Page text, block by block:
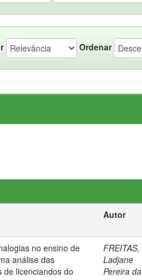
Ordenar
Autor
no ensino de
análise das
de licenciandos do
FREITAS,
Ladjane
Pereira da